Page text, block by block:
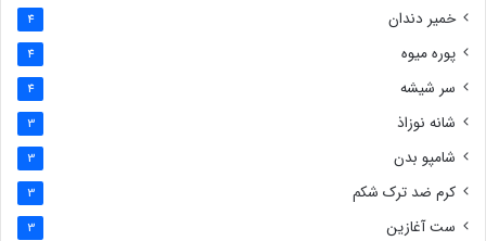
خمیر دندان 4
پوره میوه 4
سر شیشه 4
شانه نوزاذ 3
شامپو بدن 3
کرم ضد ترک شکم 3
ست آغازین 3